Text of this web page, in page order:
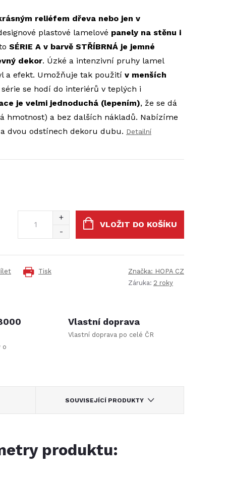
reliéfem dřeva nebo jen v
plastové lamelové panely na stěnu i
SÉRIE A v barvě STŘÍBRNÁ je jemné
dekor. Úzké a intenzivní pruhy lamel
a efekt. Umožňuje tak použití v menších
se hodí do interiérů v teplých i
je velmi jednoduchá (lepením), že se dá
hmotnost) a bez dalších nákladů. Nabízíme
dvou odstínech dekoru dubu. Detailní
VLOŽIT DO KOŠÍKU
Tisk Značka: HOPA CZ
Záruka: 2 roky
o
Vlastní doprava
Vlastní doprava po celé ČR
SOUVISEJÍCÍ PRODUKTY
produktu: